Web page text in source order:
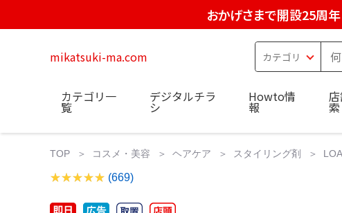
おかげさまで開設25周年
mikatsuki-ma.com
カテゴリ一
覧
デジタルチラ
シ
Howto情
報 索
TOP コスメ・美容 ヘアケア スタイリング剤
(669)